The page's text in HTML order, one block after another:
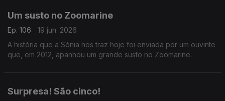
Um susto no Zoomarine
Ep. 106
19 jun. 2026
A história que a Sónia nos traz hoje foi enviada por um ouvinte
que, em 2012, apanhou um grande susto no Zoomarine.
Surpresa! São cinco!